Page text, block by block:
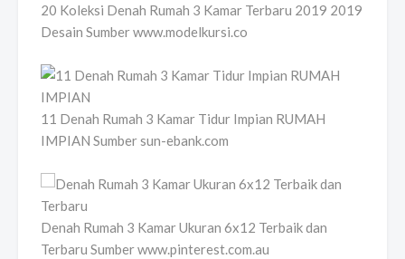
20 Koleksi Denah Rumah 3 Kamar Terbaru 2019 2019
Desain Sumber www.modelkursi.co
11 Denah Rumah 3 Kamar Tidur Impian RUMAH
IMPIAN Sumber sun-ebank.com
Denah Rumah 3 Kamar Ukuran 6x12 Terbaik dan
Terbaru Sumber www.pinterest.com.au